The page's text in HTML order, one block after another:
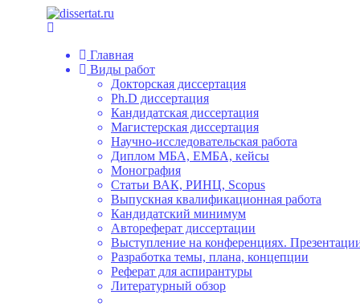
Главная
Виды работ
Докторская диссертация
Ph.D диссертация
Кандидатская диссертация
Магистерская диссертация
Научно-исследовательская работа
Диплом МБА, ЕМБА, кейсы
Монография
Статьи ВАК, РИНЦ, Scopus
Выпускная квалификационная работа
Кандидатский минимум
Автореферат диссертации
Выступление на конференциях.
Разработка темы, плана, концепции
Реферат для аспирантуры
Литературный обзор